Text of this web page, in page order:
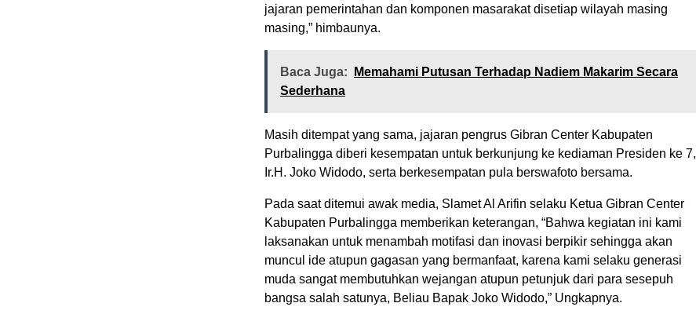
jajaran pemerintahan dan komponen masarakat disetiap wilayah masing
masing,” himbaunya.
Baca Juga:
Memahami Putusan Terhadap Nadiem Makarim Secara
Sederhana
Masih ditempat yang sama, jajaran pengrus Gibran Center Kabupaten
Purbalingga diberi kesempatan untuk berkunjung ke kediaman Presiden ke 7,
Ir.H. Joko Widodo, serta berkesempatan pula berswafoto bersama.
Pada saat ditemui awak media, Slamet Al Arifin selaku Ketua Gibran Center
Kabupaten Purbalingga memberikan keterangan, “Bahwa kegiatan ini kami
laksanakan untuk menambah motifasi dan inovasi berpikir sehingga akan
muncul ide atupun gagasan yang bermanfaat, karena kami selaku generasi
muda sangat membutuhkan wejangan atupun petunjuk dari para sesepuh
bangsa salah satunya, Beliau Bapak Joko Widodo,” Ungkapnya.